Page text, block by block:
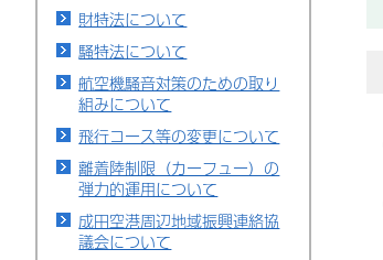
財特法について
騒特法について
航空機騒音対策のための取り
組みについて
飛行コース等の変更について
離着陸制限（カーフュー）の
弾力的運用について
成田空港周辺地域振興連絡協
議会について